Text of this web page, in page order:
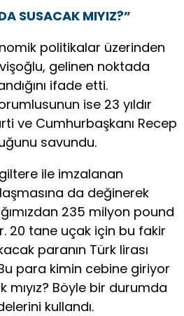
SUSACAK MIYIZ?”
politikalar üzerinden
gelinen noktada
ifade etti.
ise 23 yıldır
ve Cumhurbaşkanı Recep
savundu.
ile imzalanan
da değinerek
235 milyon pound
20 tane uçak için bu fakir
paranın Türk lirası
Bu para kimin cebine giriyor
Böyle bir durumda
kullandı.